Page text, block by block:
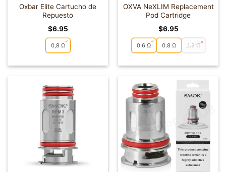
Oxbar Elite Cartucho de
Repuesto
$6.95
0,8 Ω
OXVA NeXLIM Replacement
Pod Cartridge
$6.95
0.6 Ω 0.8 Ω 1.2 Ω